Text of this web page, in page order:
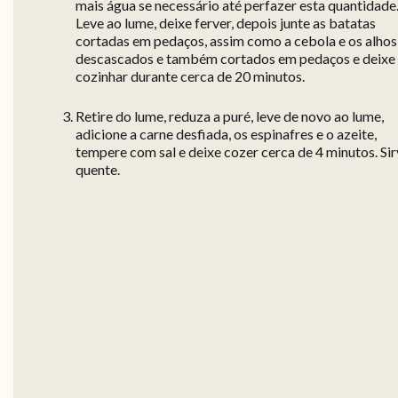
mais água se necessário até perfazer esta quantidade.
Leve ao lume, deixe ferver, depois junte as batatas
cortadas em pedaços, assim como a cebola e os alhos
descascados e também cortados em pedaços e deixe
cozinhar durante cerca de 20 minutos.
Retire do lume, reduza a puré, leve de novo ao lume,
adicione a carne desfiada, os espinafres e o azeite,
tempere com sal e deixe cozer cerca de 4 minutos.
quente.